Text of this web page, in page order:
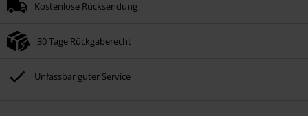
Kostenlose Rücksendung
30 Tage Rückgaberecht
Unfassbar guter Service